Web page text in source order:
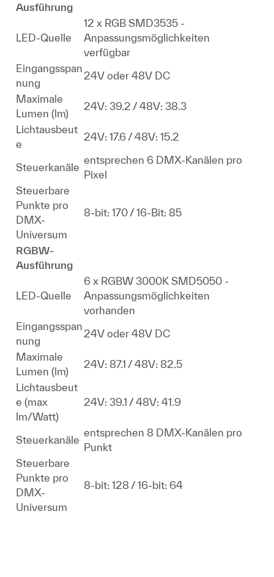
Ausführung
LED-Quelle
12 x RGB SMD3535 -
Anpassungsmöglichkeiten
verfügbar
Eingangsspan
nung
24V oder 48V DC
Maximale
Lumen (lm)
24V: 39.2 / 48V: 38.3
Lichtausbeut
e
24V: 17.6 / 48V: 15.2
Steuerkanäle
entsprechen 6 DMX-Kanälen pro
Pixel
Steuerbare
Punkte pro
DMX-
Universum
8-bit: 170 / 16-Bit: 85
RGBW-
Ausführung
LED-Quelle
6 x RGBW 3000K SMD5050 -
Anpassungsmöglichkeiten
vorhanden
Eingangsspan
nung
24V oder 48V DC
Maximale
Lumen (lm)
24V: 87.1 / 48V: 82.5
Lichtausbeut
e (max
lm/Watt)
24V: 39.1 / 48V: 41.9
Steuerkanäle
entsprechen 8 DMX-Kanälen pro
Punkt
Steuerbare
Punkte pro
DMX-
Universum
8-bit: 128 / 16-bit: 64